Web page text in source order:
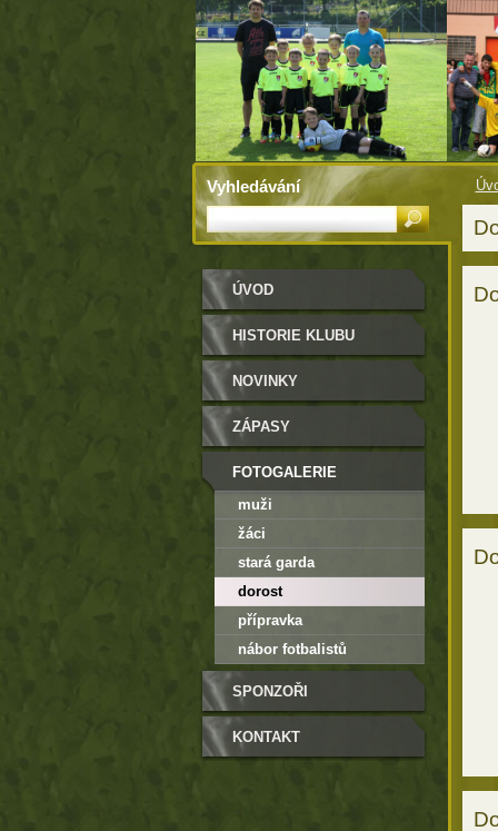
ÚVOD
HISTORIE KLUBU
NOVINKY
ZÁPASY
FOTOGALERIE
muži
žáci
stará garda
dorost
přípravka
nábor fotbalistů
SPONZOŘI
KONTAKT
Vyhledávání